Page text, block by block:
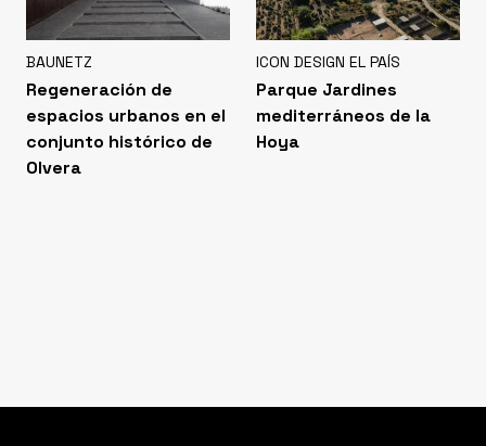
BAUNETZ
Regeneración de
espacios urbanos en el
conjunto histórico de
Olvera
ICON DESIGN EL PAÍS
Parque Jardines
mediterráneos de la
Hoya